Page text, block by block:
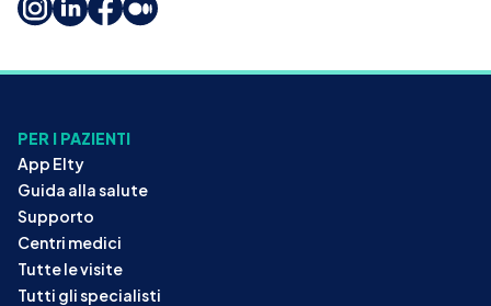
PER I PAZIENTI
App Elty
Guida alla salute
Supporto
Centri medici
Tutte le visite
Tutti gli specialisti